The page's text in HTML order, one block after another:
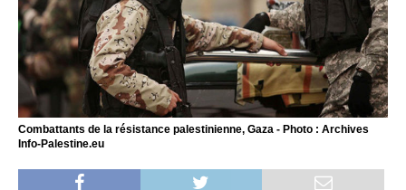
Combattants de la résistance palestinienne, Gaza - Photo : Archives
Info-Palestine.eu